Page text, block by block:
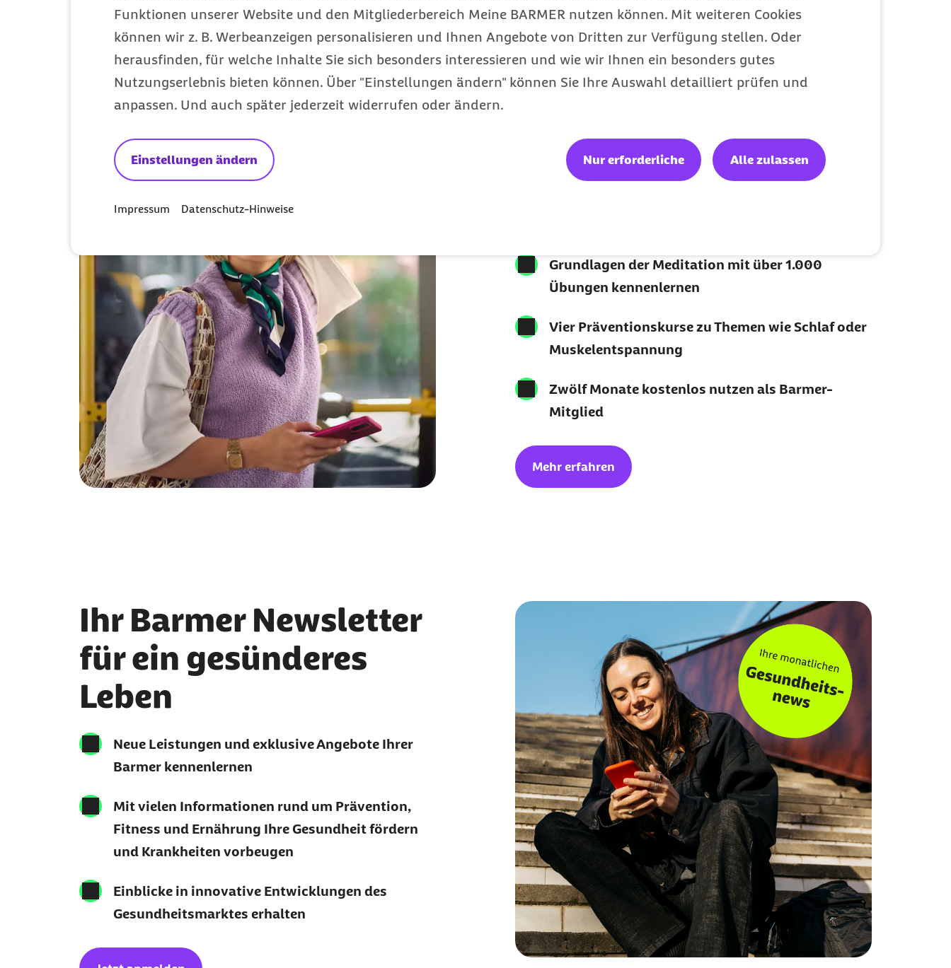
Funktionen unserer Website und den Mitgliederbereich Meine BARMER nutzen können. Mit weiteren Cookies
können wir z. B. Werbeanzeigen personalisieren und Ihnen Angebote von Dritten zur Verfügung stellen. Oder
herausfinden, für welche Inhalte Sie sich besonders interessieren und wie wir Ihnen ein besonders gutes
Nutzungserlebnis bieten können. Über "Einstellungen ändern" können Sie Ihre Auswahl detailliert prüfen und
anpassen. Und auch später jederzeit widerrufen oder ändern.
Einstellungen ändern Nur erforderliche Alle zulassen
Impressum Datenschutz-Hinweise
Kategorie
Gesundheit
Kategorie
Gesundheit
Kategorie
Leistungen
Ruhe & Entspannung
Grundlagen der Meditation mit über 1.000
Übungen kennenlernen
Vier Präventionskurse zu Themen wie Schlaf oder
Muskelentspannung
Zwölf Monate kostenlos nutzen als Barmer-
Mitglied
Mehr erfahren
Ihr Barmer Newsletter
für ein gesünderes
Leben
Neue Leistungen und exklusive Angebote Ihrer
Barmer kennenlernen
Mit vielen Informationen rund um Prävention,
Fitness und Ernährung Ihre Gesundheit fördern
und Krankheiten vorbeugen
Einblicke in innovative Entwicklungen des
Gesundheitsmarktes erhalten